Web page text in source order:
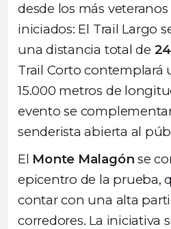
desde los más
iniciados: El Trail Largo
una distancia total de
Trail Corto contemplará
15.000 metros de
evento se
senderista abierta al
El Monte Malagón se
epicentro de la prueba,
contar con una alta
corredores. La iniciativa